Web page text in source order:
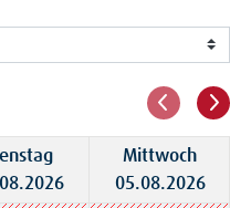
Mittwoch
05.08.2026